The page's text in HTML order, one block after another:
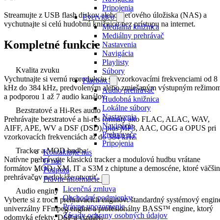
Pripojenia
Evervideo
Mediálna knižnica
Mediálny prehrávač
Nastavenia
Navigácia
Playlisty
Súbory
Flacbox
Audio prehrávač
Hudobná knižnica
Lokálne súbory
Nastavenia
Navigácia
Prehrávače
Pripojenia
Kontaktujte nás
O nás
Podpora
Právne informácie
Licenčná zmluva
Obchodné podmienky
Právne upozornenie
Zásady ochrany osobných údajov
Streamujte z USB flash diskov alebo sieťového úložiska (NAS) a
vychutnajte si celú hudobnú knižnicu bez prístupu na internet.
Kompletné funkcie
Kvalita zvuku
Vychutnajte si vernú reprodukciu so vzorkovacími frekvenciami od 8
kHz do 384 kHz, predvoleným alebo zmiešaným výstupným
a podporou 1 až 7 audio kanálov.
Bezstratové a Hi-Res audio
Prehrávajte bezstratové a hi-res formáty ako FLAC, ALAC, WAV,
AIFF, APE, WV a DSF (DSD), plus MP3, AAC, OGG a OPUS pri
vzorkovacích frekvenciách až do 384 kHz.
Tracker a MOD hudba
Natívne prehrávajte klasickú tracker a modulovú hudbu vrátane
formátov MOD, XM, IT a S3M z chiptune a demoscéne, ktoré
prehrávačov nedokáže otvoriť.
Audio enginy
Vyberte si z troch prehrávacích enginov: štandardný systémový
univerzálny FFmpeg engine a profesionálny BASS™ engine, ktorý
odomyká efekty, DSP a vizuály.